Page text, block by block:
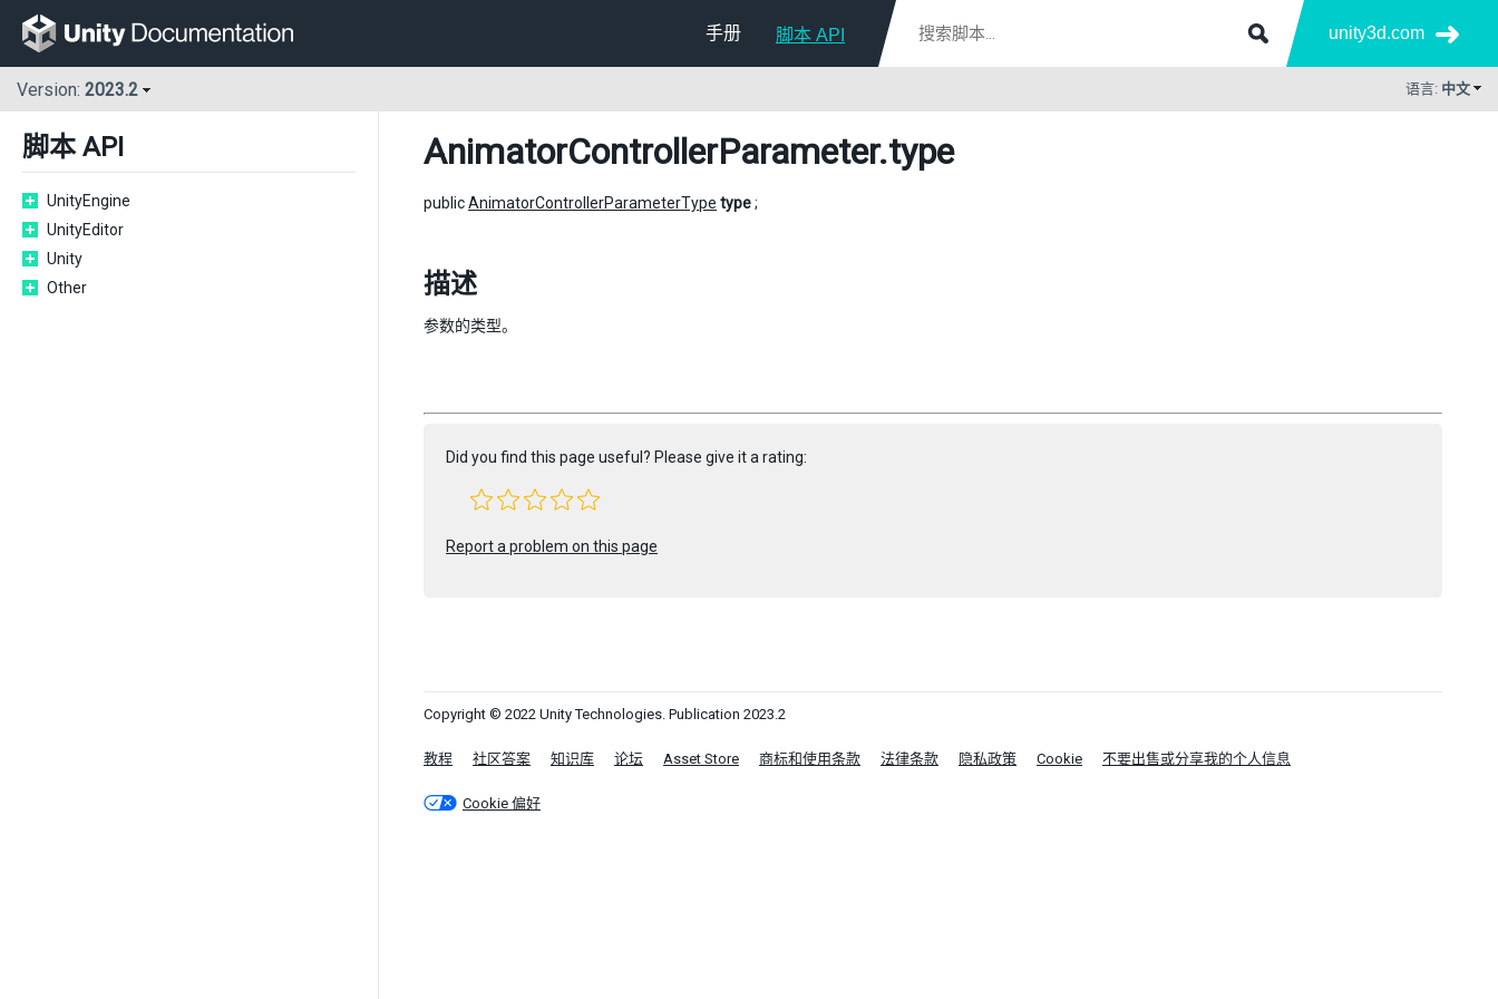
手册 脚本 API unity3d.com
Version: 2023.2 语言: 中文
脚本 API
UnityEngine
UnityEditor
Unity
Other
AnimatorControllerParameter.type
publicAnimatorControllerParameterType type;
描述
参数的类型。
Did you find this page useful? Please give it a rating:
Report a problem on this page
Copyright © 2022 Unity Technologies. Publication 2023.2
教程 社区答案 知识库 论坛 Asset Store 商标和使用条款 法律条款 隐私政策 Cookie 不要出售或分享我的个人信息
Cookie 偏好